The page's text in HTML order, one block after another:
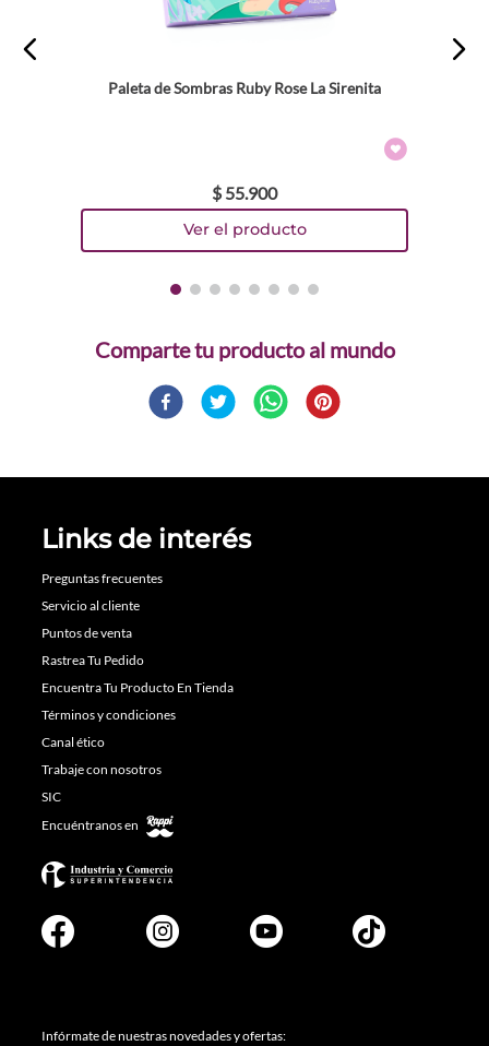
Paleta de Sombras Ruby Rose La Sirenita
$ 55.900
Comparte
Links de interés
Preguntas frecuentes
Servicio al cliente
Puntos de venta
Rastrea Tu Pedido
Encuentra Tu Producto En Tienda
Términos y condiciones
Canal ético
Trabaje con nosotros
SIC
Encuéntranos en
Infórmate de nuestras novedades y ofertas: